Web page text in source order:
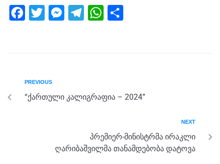
F
b
o
o
T
M
g
er
T
m
W
p
p
PREVIOUS
“ქართული კალიგრაფია – 2024”
NEXT
პრემიერ-მინისტრმა ირაკლი
ღარიბაშვილმა თანამდებობა დატოვა